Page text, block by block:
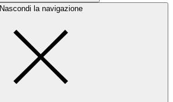
Nascondi la navigazione